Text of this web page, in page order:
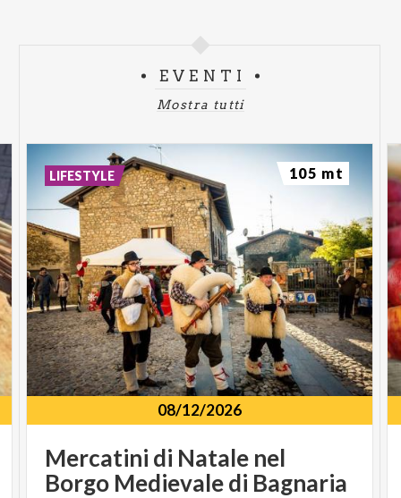
EVENTI
Mostra tutti
08/12/2026
Mercatini di Natale nel
Borgo Medievaledi Bagnaria
LIFESTYLE 105 mt